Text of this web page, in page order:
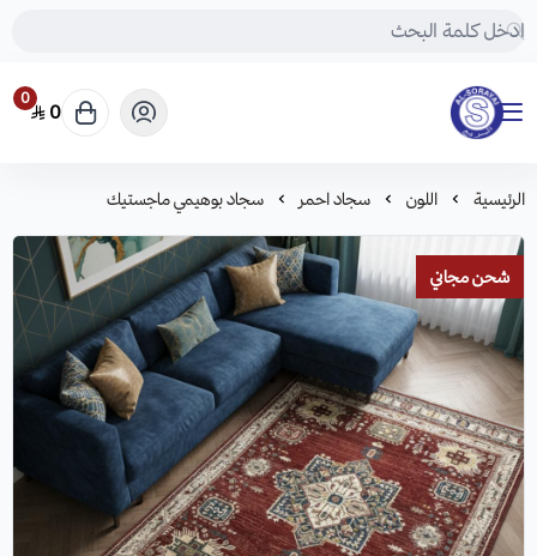
مفروشات السريع-اكبر متجر سجاد في المملكة
0
0
الرئيسية اللون سجاد احمر سجاد بوهيمي ماجستيك
شحن مجاني